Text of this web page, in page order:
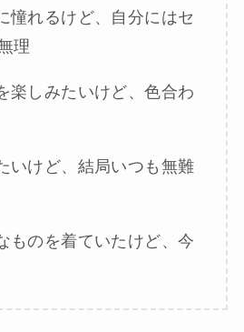
憧れるけど、自分にはセ
理
楽しみたいけど、色合わ
いけど、結局いつも無難
ものを着ていたけど、今